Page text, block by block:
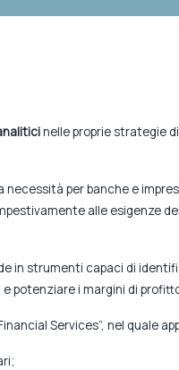
nelle proprie strategie
per banche e
alle esigenze
in strumenti capaci di
potenziare i margini di
Services”, nel quale